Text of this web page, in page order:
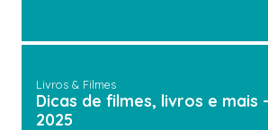
Livros & Filmes
Dicas de filmes, livros e mais
2025